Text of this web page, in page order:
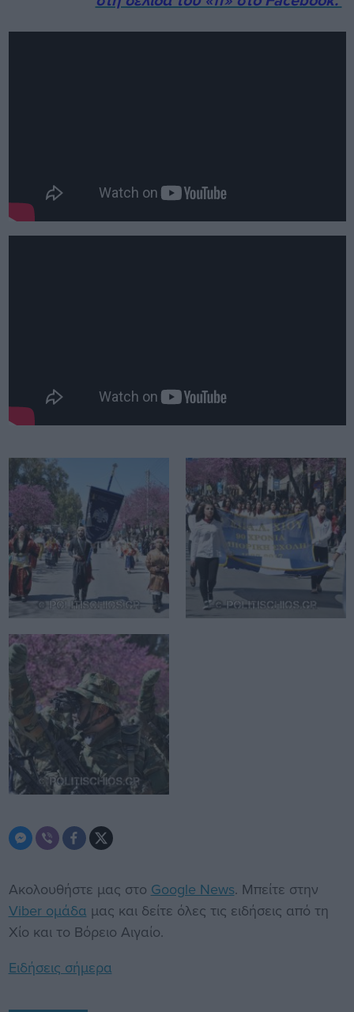
Ακολουθήστε μας στο Google News. Μπείτε στην
Viber ομάδα μας και δείτε όλες τις ειδήσεις από τη
Χίο και το Βόρειο Αιγαίο.
Ειδήσεις σήμερα